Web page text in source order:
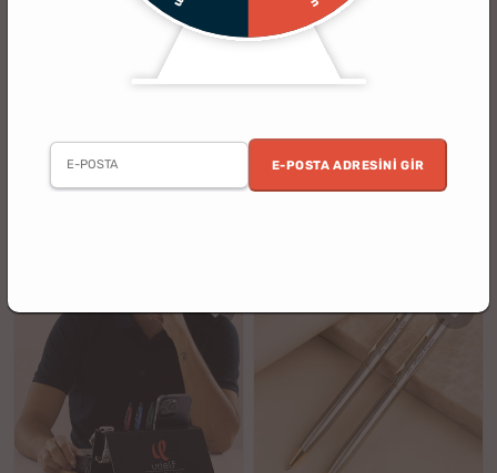
E-POSTA ADRESINI GIR
Tutucu Anahtarlık Hediye Seti